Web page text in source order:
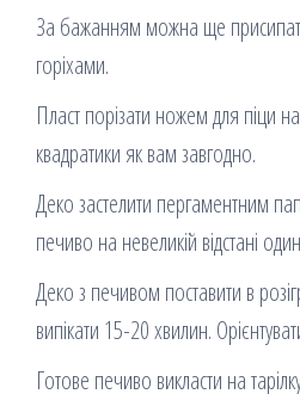
За бажанням можна ще
горіхами.
Пласт порізати ножем для піци
квадратики як вам завгодно.
Деко застелити пергаментним
печиво на невеликій відстані
Деко з печивом поставити в
випікати 15-20 хвилин.
Готове печиво викласти на